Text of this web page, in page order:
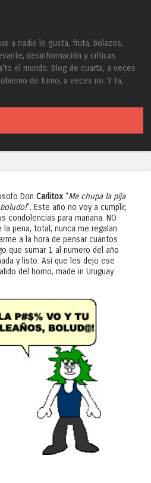
a nadie le gusta, fruta, bolazos,
desinformación y críticas
el mundo. Blog de cuarta, a veces
de turno, a veces no. Y ta,
Don Carlitox"Me chupa la pija
". Este año no voy a cumplir,
condolencias para mañana. NO
pena, total, nunca me regalan
a la hora de pensar cuantos
que sumar 1 al numero del año
y listo. Así que les dejo ese
del horno, made in Uruguay